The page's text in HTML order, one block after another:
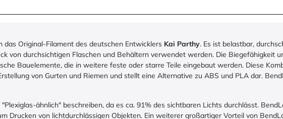
das Original-Filament des deutschen Entwicklers Kai Parthy. Es ist belastbar,
von durchsichtigen Flaschen und Behältern verwendet werden. Die Biegefähigkeit
Bauelemente, die in weitere feste oder starre Teile eingebaut werden. Diese
von Gurten und Riemen und stellt eine Alternative zu ABS und PLA dar.
ähnlich" beschreiben, da es ca. 91% des sichtbaren Lichts durchlässt.
Drucken von lichtdurchlässigen Objekten. Ein weiterer großartiger Vorteil von